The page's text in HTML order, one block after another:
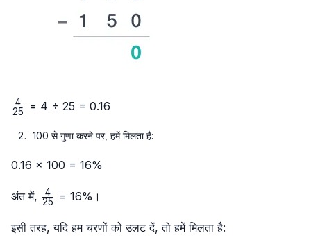
\frac{4}
25
4 = 4 ÷ 25 = 0.16
100 से गुणा करने पर, हमें मिलता है:
0.16 × 100 = 16%
अंत में, \frac{4}
25
4 = 16%।
इसी तरह, यदि हम चरणों को उलट दें, तो हमें मिलता है: